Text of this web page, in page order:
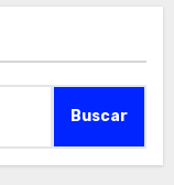
Buscar